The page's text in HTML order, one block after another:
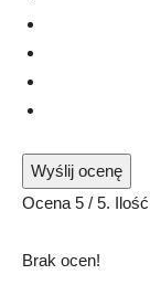
Wyślij ocenę
Ocena 5 / 5.
Brak ocen!